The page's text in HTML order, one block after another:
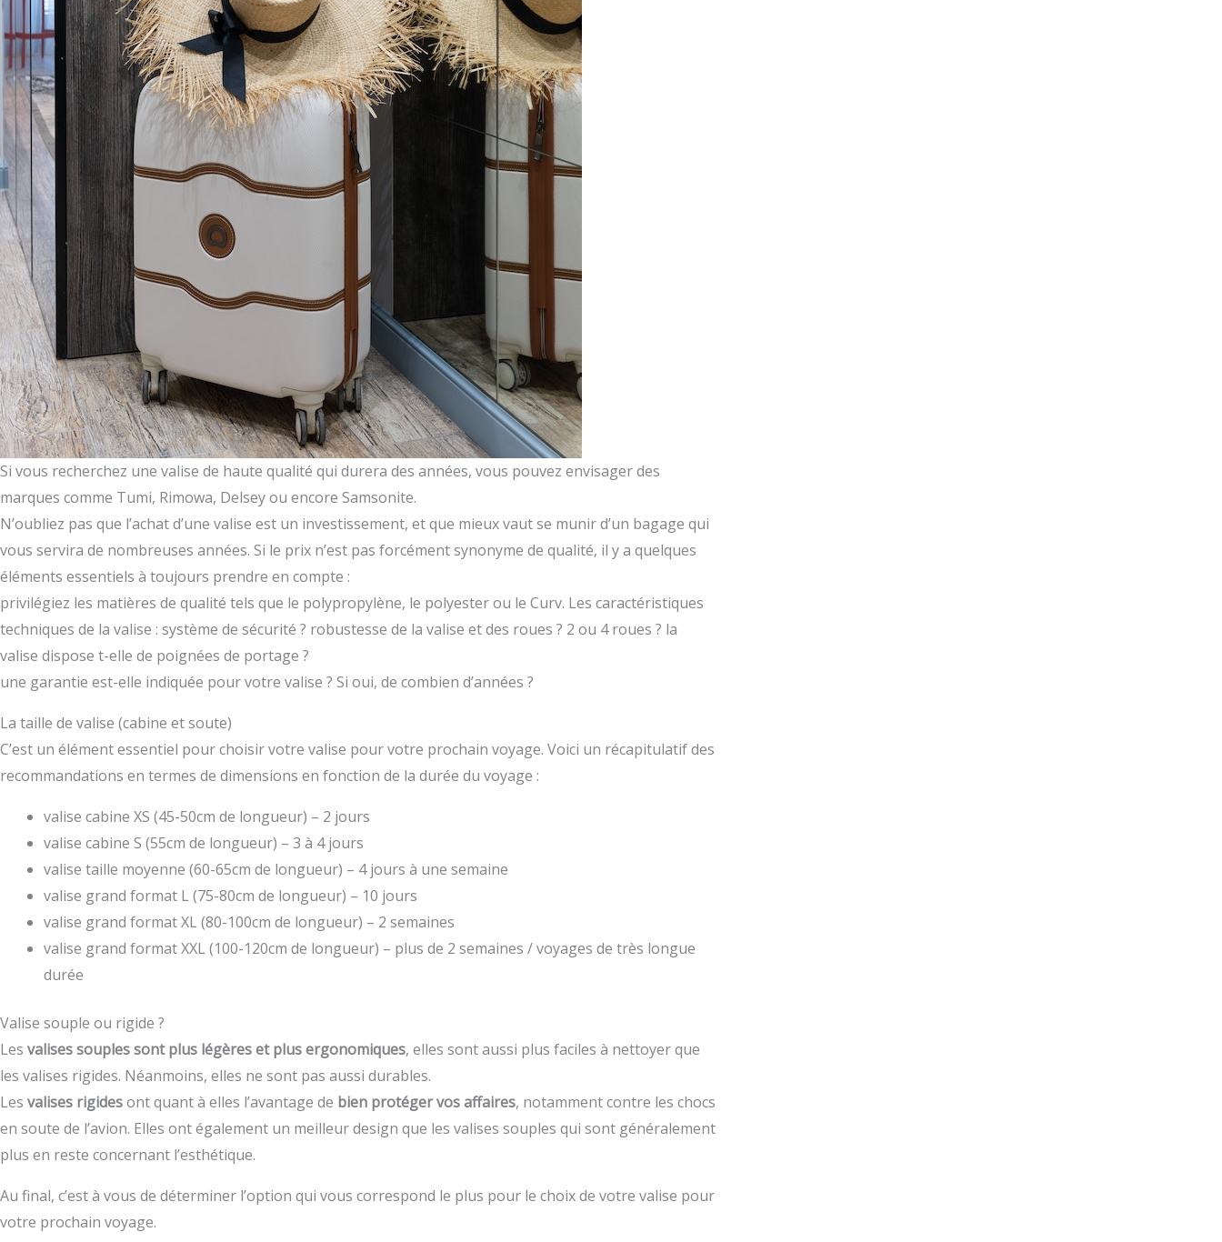
Si vous recherchez une valise de haute qualité qui durera des années, vous pouvez envisager des
marques comme Tumi, Rimowa, Delsey ou encore Samsonite.
N’oubliez pas que l’achat d’une valise est un investissement, et que mieux vaut se munir d’un bagage qui
vous servira de nombreuses années. Si le prix n’est pas forcément synonyme de qualité, il y a quelques
éléments essentiels à toujours prendre en compte :
privilégiez les matières de qualité tels que le polypropylène, le polyester ou le Curv. Les caractéristiques
techniques de la valise : système de sécurité ? robustesse de la valise et des roues ? 2 ou 4 roues ? la
valise dispose t-elle de poignées de portage ?
une garantie est-elle indiquée pour votre valise ? Si oui, de combien d’années ?
La taille de valise (cabine et soute)
C’est un élément essentiel pour choisir votre valise pour votre prochain voyage. Voici un récapitulatif des
recommandations en termes de dimensions en fonction de la durée du voyage :
valise cabine XS (45-50cm de longueur) – 2 jours
valise cabine S (55cm de longueur) – 3 à 4 jours
valise taille moyenne (60-65cm de longueur) – 4 jours à une semaine
valise grand format L (75-80cm de longueur) – 10 jours
valise grand format XL (80-100cm de longueur) – 2 semaines
valise grand format XXL (100-120cm de longueur) – plus de 2 semaines / voyages de très longue
durée
Valise souple ou rigide ?
Les valises souples sont plus légères et plus ergonomiques, elles sont aussi plus faciles à nettoyer que
les valises rigides. Néanmoins, elles ne sont pas aussi durables.
Les valises rigidesont quant à elles l’avantage de bien protéger vos affaires, notamment contre les chocs
en soute de l’avion. Elles ont également un meilleur design que les valises souples qui sont généralement
plus en reste concernant l’esthétique.
Au final, c’est à vous de déterminer l’option qui vous correspond le plus pour le choix de votre valise pour
votre prochain voyage.